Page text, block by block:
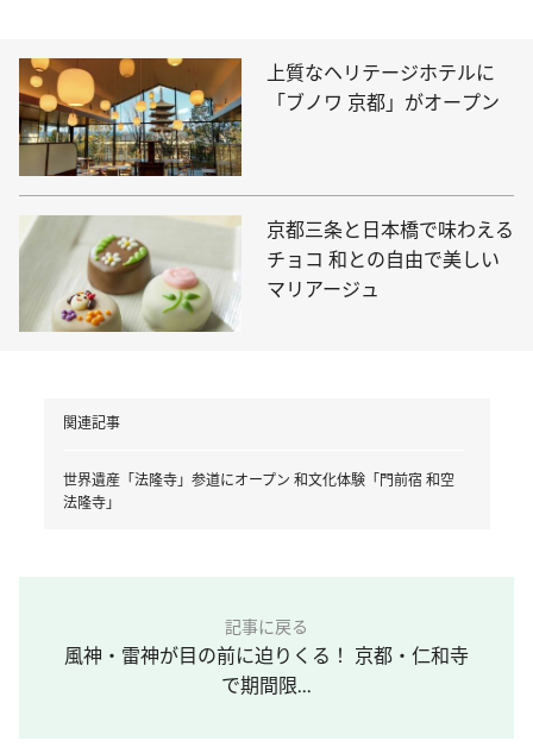
上質なヘリテージホテルに
「ブノワ 京都」がオープン
京都三条と日本橋で味わえる
チョコ 和との自由で美しい
マリアージュ
関連記事
世界遺産「法隆寺」参道にオープン 和文化体験「門前宿 和空
法隆寺」
記事に戻る
風神・雷神が目の前に迫りくる！ 京都・仁和寺
で期間限...